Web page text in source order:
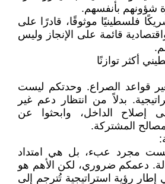
شؤونهم بأنفسهم.
فلسطينيًا موثوقًا، قادرًا على
قائمة على الإنجاز وليس
أكثر توازنًا
قواعد الصراع. وحدتكم ليست
بدلاً من انتظار دعم غير
إصلاح الداخل، وابحثوا عن
المشتركة.
ليست مجرد عبء، بل هي امتداد
دعمكم ضروري، لكن الأهم هو
رؤية استراتيجية تُترجم إلى